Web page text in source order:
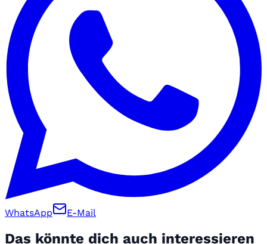
WhatsApp E-Mail
Das könnte dich auch interessieren